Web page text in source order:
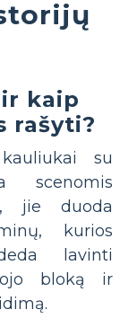
kaip
rašyti?
su
scenomis
jie duoda
kurios
lavinti
bloką ir